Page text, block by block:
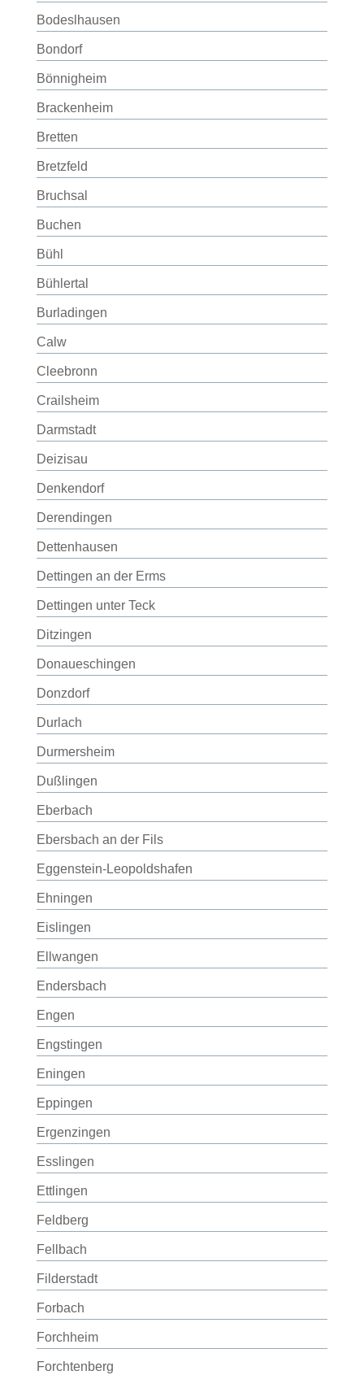
Bodeslhausen
Bondorf
Bönnigheim
Brackenheim
Bretten
Bretzfeld
Bruchsal
Buchen
Bühl
Bühlertal
Burladingen
Calw
Cleebronn
Crailsheim
Darmstadt
Deizisau
Denkendorf
Derendingen
Dettenhausen
Dettingen an der Erms
Dettingen unter Teck
Ditzingen
Donaueschingen
Donzdorf
Durlach
Durmersheim
Dußlingen
Eberbach
Ebersbach an der Fils
Eggenstein-Leopoldshafen
Ehningen
Eislingen
Ellwangen
Endersbach
Engen
Engstingen
Eningen
Eppingen
Ergenzingen
Esslingen
Ettlingen
Feldberg
Fellbach
Filderstadt
Forbach
Forchheim
Forchtenberg